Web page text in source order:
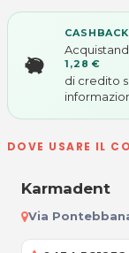
CASHBACK
1,28 €
di credito
DOVE USARE IL
Karmadent
Via